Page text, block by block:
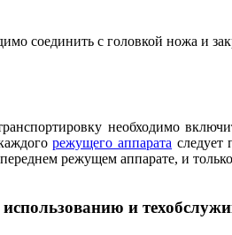
соединить с головкой ножа и
необходимо
режущего аппарата следует
режущем аппарате, и
и